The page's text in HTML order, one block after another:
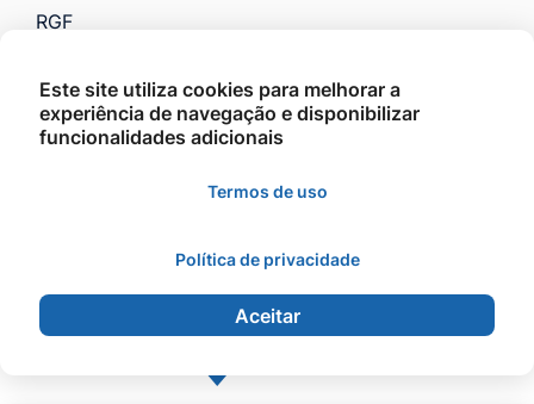
RGF
Saúde
VTN e Código Tributário
©2026 - Prefeitura Municipal de Barra do Garças -
Todos os direitos reservados.
Este site utiliza cookies para melhorar a
experiência de navegação e disponibilizar
funcionalidades adicionais
Termos de uso
Política de privacidade
Aceitar